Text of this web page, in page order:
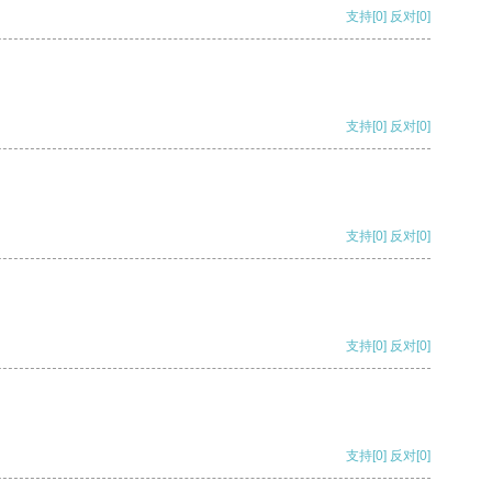
支持[0] 反对[0]
支持[0] 反对[0]
支持[0] 反对[0]
支持[0] 反对[0]
支持[0] 反对[0]